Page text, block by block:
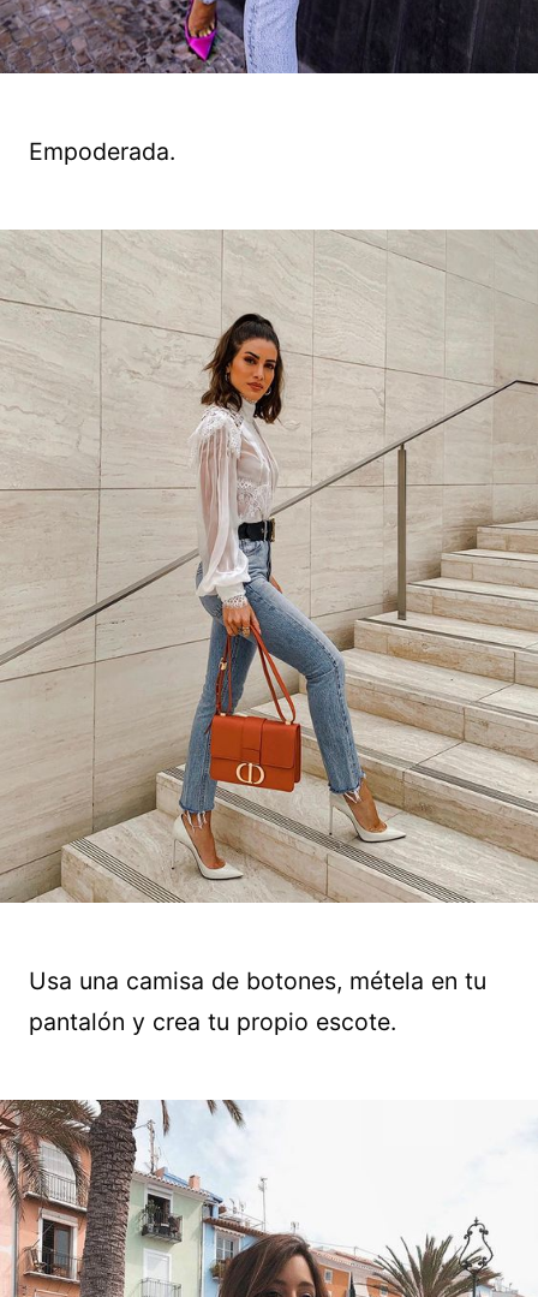
Empoderada.
Usa una camisa de botones, métela en tu
pantalón y crea tu propio escote.